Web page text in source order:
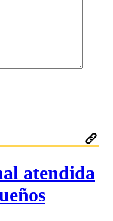
atendida